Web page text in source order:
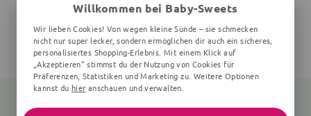
Willkommen bei Baby-Sweets
Wir lieben Cookies! Von wegen kleine Sünde – sie schmecken
nicht nur super lecker, sondern ermöglichen dir auch ein sicheres,
personalisiertes Shopping-Erlebnis. Mit einem Klick auf
„Akzeptieren“ stimmst du der Nutzung von Cookies für
Präferenzen, Statistiken und Marketing zu. Weitere Optionen
kannst du hier anschauen und verwalten.